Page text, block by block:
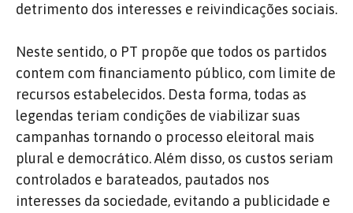
detrimento dos interesses e reivindicações sociais.
Neste sentido, o PT propõe que todos os partidos
contem com financiamento público, com limite de
recursos estabelecidos. Desta forma, todas as
legendas teriam condições de viabilizar suas
campanhas tornando o processo eleitoral mais
plural e democrático. Além disso, os custos seriam
controlados e barateados, pautados nos
interesses da sociedade, evitando a publicidade e